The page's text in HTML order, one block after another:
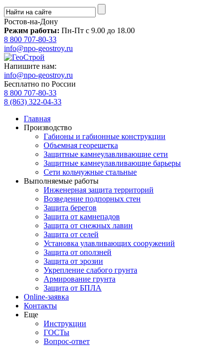
Ростов-на-Дону
Режим работы: Пн-Пт с 9.00 до 18.00
8 800 707-80-33
info@npo-geostroy.ru
Напишите нам:
info@npo-geostroy.ru
Бесплатно по России
8 800 707-80-33
8 (863) 322-04-33
Главная
Производство
Габионы и габионные конструкции
Объемная георешетка
Защитные камнеулавливающие сети
Защитные камнеулавливающие барьеры
Сети кольчужные стальные
Выполняемые работы
Инженерная защита территорий
Возведение подпорных стен
Защита берегов
Защита от камнепадов
Защита от снежных лавин
Защита от селей
Установка улавливающих сооружений
Защита от оползней
Защита от эрозии
Укрепление слабого грунта
Армирование грунта
Защита от БПЛА
Online-заявка
Контакты
Еще
Инструкции
ГОСТы
Вопрос-ответ